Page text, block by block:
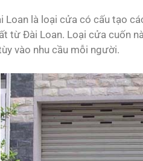
Loan là loại cửa có cấu tạo
từ Đài Loan. Loại cửa cuốn
vào nhu cầu mỗi người.